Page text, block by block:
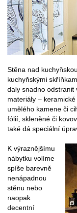
Stěna nad
kuchyňskými
daly snadno odstranit
materiály – keramické
umělého kamene či
fólií, skleněné či
také dá speciální
K výraznějšímu
nábytku volíme
spíše barevně
nenápadnou
stěnu nebo
naopak
decentní